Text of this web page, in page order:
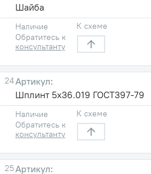
Шайба
Наличие
Обратитесь к
консультанту
К схеме
24
Шплинт 5х36.019 ГОСТ397-79
Наличие
Обратитесь к
консультанту
К схеме
25